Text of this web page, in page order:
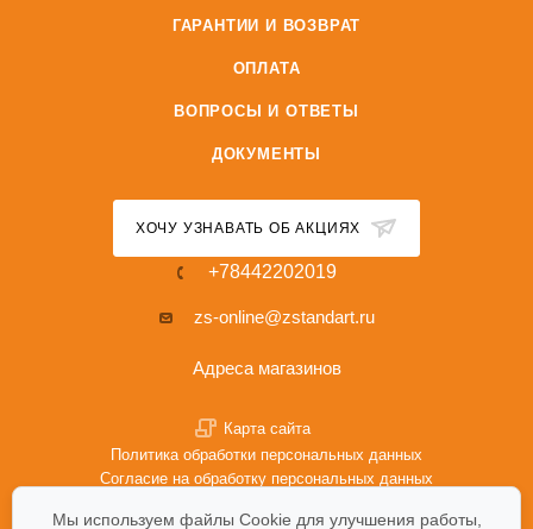
ГАРАНТИИ И ВОЗВРАТ
ОПЛАТА
ВОПРОСЫ И ОТВЕТЫ
ДОКУМЕНТЫ
ХОЧУ УЗНАВАТЬ ОБ АКЦИЯХ
+78442202019
zs-online@zstandart.ru
Адреса магазинов
Карта сайта
Политика обработки персональных данных
Согласие на обработку персональных данных
Мы используем файлы Cookie для улучшения работы,